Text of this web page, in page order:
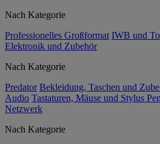
Nach Kategorie
Professionelles Großformat IWB und
Elektronik und Zubehör
Nach Kategorie
Predator Bekleidung, Taschen und
Audio Tastaturen, Mäuse und Stylus
Netzwerk
Nach Kategorie